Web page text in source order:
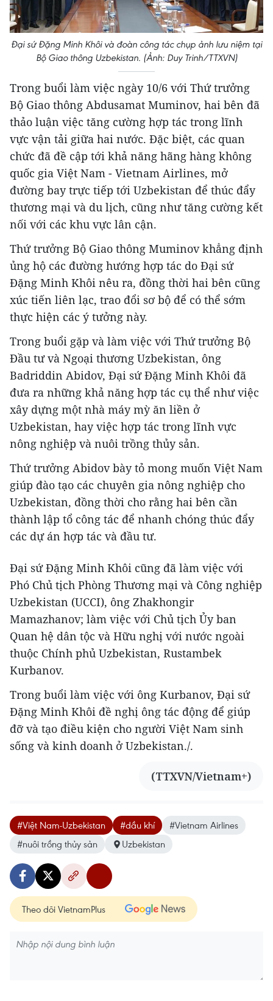
Đại sứ Đặng Minh Khôi và đoàn công tác chụp ảnh lưu niệm tại
Bộ Giao thông Uzbekistan. (Ảnh: Duy Trinh/TTXVN)
Trong buổi làm việc ngày 10/6 với Thứ trưởng
Bộ Giao thông Abdusamat Muminov, hai bên đã
thảo luận việc tăng cường hợp tác trong lĩnh
vực vận tải giữa hai nước. Đặc biệt, các quan
chức đã đề cập tới khả năng hãng hàng không
quốc gia Việt Nam - Vietnam Airlines, mở
đường bay trực tiếp tới Uzbekistan để thúc đẩy
thương mại và du lịch, cũng như tăng cường kết
nối với các khu vực lân cận.
Thứ trưởng Bộ Giao thông Muminov khẳng định
ủng hộ các đường hướng hợp tác do Đại sứ
Đặng Minh Khôi nêu ra, đồng thời hai bên cũng
xúc tiến liên lạc, trao đổi sơ bộ để có thể sớm
thực hiện các ý tưởng này.
Trong buổi gặp và làm việc với Thứ trưởng Bộ
Đầu tư và Ngoại thương Uzbekistan, ông
Badriddin Abidov, Đại sứ Đặng Minh Khôi đã
đưa ra những khả năng hợp tác cụ thể như việc
xây dựng một nhà máy mỳ ăn liền ở
Uzbekistan, hay việc hợp tác trong lĩnh vực
nông nghiệp và nuôi trồng thủy sản.
Thứ trưởng Abidov bày tỏ mong muốn Việt Nam
giúp đào tạo các chuyên gia nông nghiệp cho
Uzbekistan, đồng thời cho rằng hai bên cần
thành lập tổ công tác để nhanh chóng thúc đẩy
các dự án hợp tác và đầu tư.
Đại sứ Đặng Minh Khôi cũng đã làm việc với
Phó Chủ tịch Phòng Thương mại và Công nghiệp
Uzbekistan (UCCI), ông Zhakhongir
Mamazhanov; làm việc với Chủ tịch Ủy ban
Quan hệ dân tộc và Hữu nghị với nước ngoài
thuộc Chính phủ Uzbekistan, Rustambek
Kurbanov.
Trong buổi làm việc với ông Kurbanov, Đại sứ
Đặng Minh Khôi đề nghị ông tác động để giúp
đỡ và tạo điều kiện cho người Việt Nam sinh
sống và kinh doanh ở Uzbekistan./.
(TTXVN/Vietnam+)
#Việt Nam-Uzbekistan #dầu khí
#Vietnam Airlines
#nuôi trồng thủy sản
Uzbekistan
Theo dõi VietnamPlus